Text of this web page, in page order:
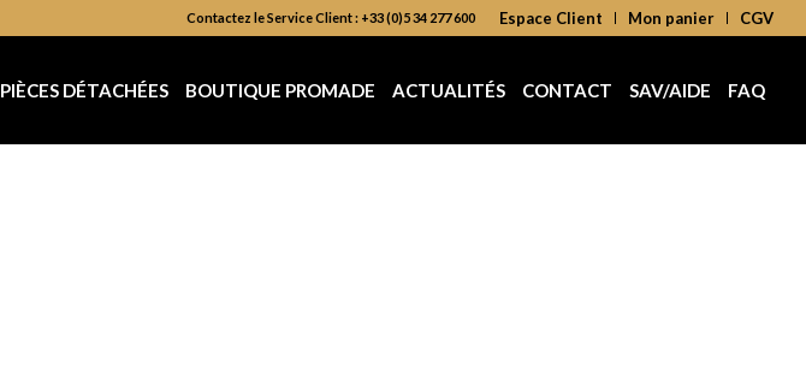
Espace Client Mon panier CGV
Contactez le Service Client : +33 (0)5 34 277 600
PIÈCES DÉTACHÉES BOUTIQUE PROMADE ACTUALITÉS CONTACT SAV/AIDE FAQ